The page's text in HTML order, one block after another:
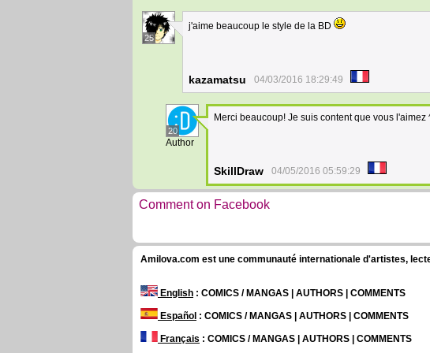
25
j'aime beaucoup le style de la BD
kazamatsu 04/03/2016 18:29:49
20
Author
Merci beaucoup! Je suis content que vous l'aimez
SkillDraw 04/05/2016 05:59:29
Comment on Facebook
Amilova.com est une communauté internationale d'artistes,
English : COMICS / MANGAS | AUTHORS | COMMENTS
Español : COMICS / MANGAS | AUTHORS | COMMENTS
Français : COMICS / MANGAS | AUTHORS | COMMENTS